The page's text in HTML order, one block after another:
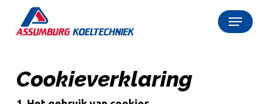
main
Menu
Cookieverklaring